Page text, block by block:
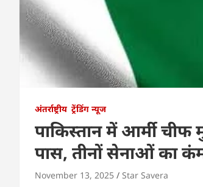
अंतर्राष्ट्रीय ट्रेंडिंग न्यूज
पाकिस्तान में आर्मी
पास, तीनों सेनाओं का
November 13, 2025 Star Savera